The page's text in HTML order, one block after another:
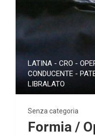
LATINA - CRO -
CONDUCENTE -
LIBRALATO
Senza categoria
Formia /